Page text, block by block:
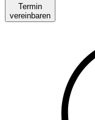
Termin
vereinbaren